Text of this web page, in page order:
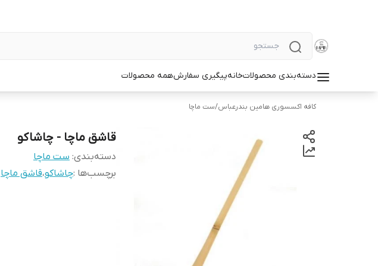
دسته‌بندی محصولاتخانهپیگیری سفارشهمه محصولات
کافه اکسسوری هامین بندرعباس/ست ماچا
قاشق ماچا - چاشاکو
دسته‌بندی: ست ماچا
برچسب‌ها :چاشاکو،قاشق ماچا